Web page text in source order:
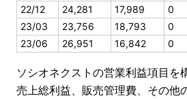
22/12
24,281 17,989 0
23/03
23,756 18,793 0
23/06
26,951 16,842 0
ソシオネクストの営業利益項目を
売上総利益、販売管理費、その他